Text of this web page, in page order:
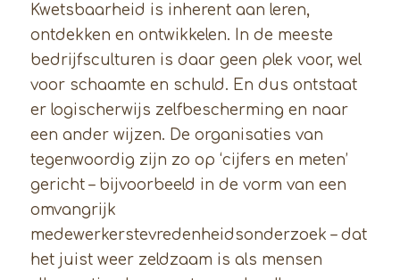
Kwetsbaarheid is inherent aan leren,
ontdekken en ontwikkelen. In de meeste
bedrijfsculturen is daar geen plek voor, wel
voor schaamte en schuld. En dus ontstaat
er logischerwijs zelfbescherming en naar
een ander wijzen. De organisaties van
tegenwoordig zijn zo op ‘cijfers en meten’
gericht – bijvoorbeeld in de vorm van een
omvangrijk
medewerkerstevredenheidsonderzoek – dat
het juist weer zeldzaam is als mensen